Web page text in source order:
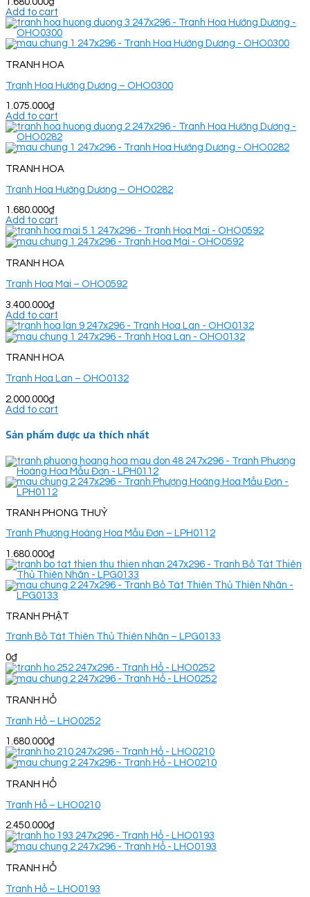
Add to cart
TRANH HOA
Tranh Hoa Hướng Dương – OHO0300
1.075.000₫
Add to cart
TRANH HOA
Tranh Hoa Hướng Dương – OHO0282
1.680.000₫
Add to cart
TRANH HOA
Tranh Hoa Mai – OHO0592
3.400.000₫
Add to cart
TRANH HOA
Tranh Hoa Lan – OHO0132
2.000.000₫
Add to cart
Sản phẩm được ưa thích nhất
TRANH PHONG THUỶ
Tranh Phượng Hoàng Hoa Mẫu Đơn – LPH0112
1.680.000₫
TRANH PHẬT
Tranh Bồ Tát Thiên Thủ Thiên Nhãn – LPG0133
0₫
TRANH HỔ
Tranh Hổ – LHO0252
1.680.000₫
TRANH HỔ
Tranh Hổ – LHO0210
2.450.000₫
TRANH HỔ
Tranh Hổ – LHO0193